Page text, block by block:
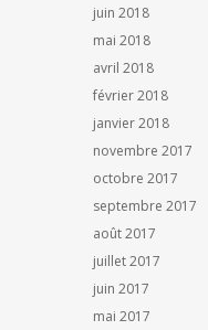
juin 2018
mai 2018
avril 2018
février 2018
janvier 2018
novembre 2017
octobre 2017
septembre 2017
août 2017
juillet 2017
juin 2017
mai 2017